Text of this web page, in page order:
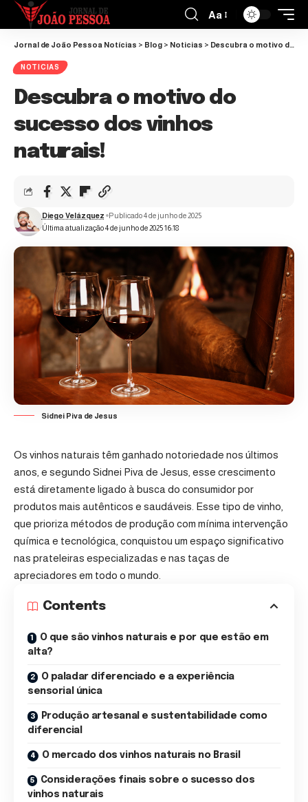
Aa
Jornal de João Pessoa Notícias > Blog > Noticias > Descubra o motivo do sucesso dos vinhos naturais!
NOTICIAS
Descubra o motivo do
sucesso dos vinhos
naturais!
Última atualização 4 de junho de 2025 16:18
Diego Velázquez Publicado 4 de junho de 2025
Sidnei Piva de Jesus
Os vinhos naturais têm ganhado notoriedade nos últimos
anos, e segundo Sidnei Piva de Jesus , esse crescimento
está diretamente ligado à busca do consumidor por
produtos mais autênticos e saudáveis. Esse tipo de vinho,
que prioriza métodos de produção com mínima intervenção
química e tecnológica, conquistou um espaço significativo
nas prateleiras especializadas e nas taças de
apreciadores em todo o mundo.
Contents
O que são vinhos naturais e por que estão em
alta?
O paladar diferenciado e a experiência
sensorial única
Produção artesanal e sustentabilidade como
diferencial
O mercado dos vinhos naturais no Brasil
Considerações finais sobre o sucesso dos
vinhos naturais